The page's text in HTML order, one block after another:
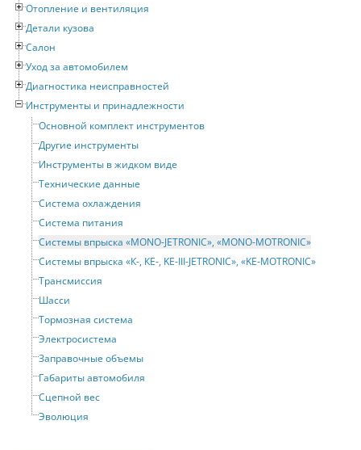
Отопление и вентиляция
Детали кузова
Салон
Уход за автомобилем
Диагностика неисправностей
Инструменты и принадлежности
Основной комплект инструментов
Другие инструменты
Инструменты в жидком виде
Технические данные
Система охлаждения
Система питания
Системы впрыска «MONO-JETRONIC», «MONO-MOTRONIC»
Системы впрыска «К-, КЕ-, KE-III-JETRONIC», «KE-MOTRONIC»
Трансмиссия
Шасси
Тормозная система
Электросистема
Заправочные объемы
Габариты автомобиля
Сцепной вес
Эволюция